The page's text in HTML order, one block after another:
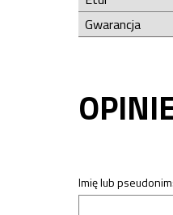
Gwarancja
Imię lub pseudonim: